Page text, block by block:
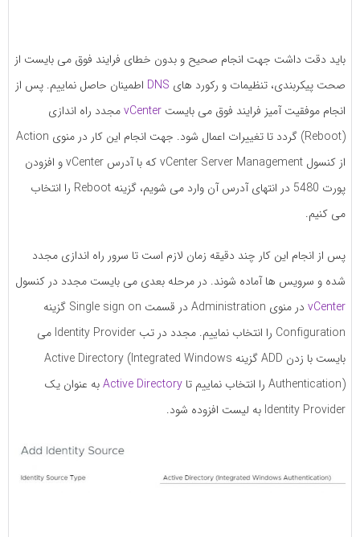
باید دقت داشت جهت انجام صحیح و بدون خطای فرایند فوق می بایست از
صحت پیکربندی، تنظیمات و رکورد های DNSاطمینان حاصل نماییم. پس از
انجام موفقیت آمیز فرایند فوق می بایست vCenterمجدد راه اندازی
(Reboot) گردد تا تغییرات اعمال شود. جهت انجام این کار در منوی Action
از کنسول vCenter Server Management که با آدرس vCenter و افزودن
پورت 5480 در انتهای آدرس آن وارد می شویم، گزینه Reboot را انتخاب
می کنیم.
پس از انجام این کار چند دقیقه زمان لازم است تا سرور راه اندازی مجدد
شده و سرویس ها آماده شوند. در مرحله بعدی می بایست مجدد در کنسول
vCenter
در منوی Administration در قسمت Single sign on گزینه
Configuration را انتخاب نماییم. مجدد در تب Identity Provider می
بایست با زدن ADD گزینه Active Directory (Integrated Windows
Authentication) را انتخاب نماییم تا
Active Directoryبه عنوان یک
Identity Provider به لیست افزوده شود.